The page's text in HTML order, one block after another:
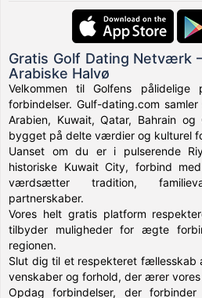
Gratis Golf Dating Netværk
Arabiske Halvø
Velkommen til Golfens pålidelige
forbindelser. Gulf-dating.com
Arabien, Kuwait, Qatar, Bahrain
bygget på delte værdier og kulturel
Uanset om du er i pulserende
historiske Kuwait City, forbind
værdsætter tradition,
partnerskaber.
Vores helt gratis platform
tilbyder muligheder for ægte
regionen.
Slut dig til et respekteret fællesskab
venskaber og forhold, der ærer
Opdag forbindelser, der